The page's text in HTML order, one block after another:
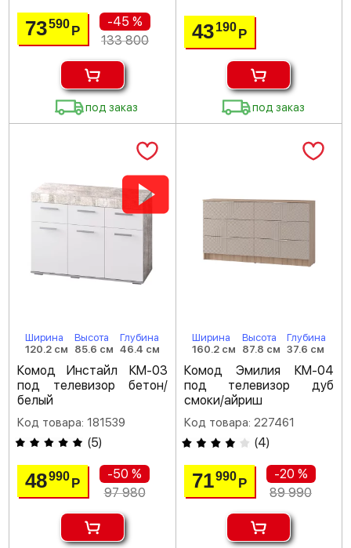
73590Р
-45 %
133 800
под заказ
43 190 Р
под заказ
Ширина
120.2 см
Высота
85.6 см
Глубина
46.4 см
Комод Инстайл КМ-03
под телевизор бетон/
белый
Код товара: 181539
(5)
48990Р
-50 %
97 980
Ширина
160.2 см
Высота
87.8 см
Глубина
37.6 см
Комод Эмилия КМ-04
под телевизор дуб
смоки/айриш
Код товара: 227461
(4)
71990 Р
-20 %
89 990